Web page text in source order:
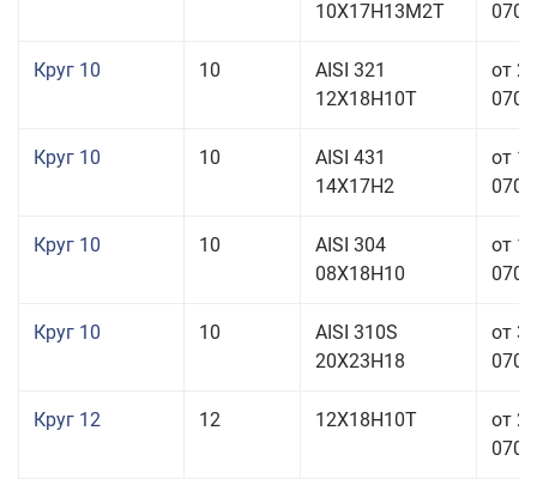
10Х17Н13М2Т
Круг 10 10
AISI 321
12Х18Н10Т
от
Круг 10 10
AISI 431
14Х17Н2
от
Круг 10 10
AISI 304
08Х18Н10
от
Круг 10 10
AISI 310S
20Х23Н18
от
Круг 12 12 12Х18Н10Т
от